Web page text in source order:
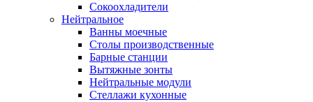
Сокоохладители
Нейтральное
Ванны моечные
Столы производственные
Барные станции
Вытяжные зонты
Нейтральные модули
Стеллажи кухонные